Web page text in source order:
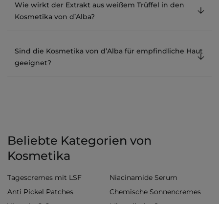
Wie wirkt der Extrakt aus weißem Trüffel in den
Kosmetika von d’Alba?
Sind die Kosmetika von d’Alba für empfindliche Haut
geeignet?
Beliebte Kategorien von
Kosmetika
Tagescremes mit LSF
Niacinamide Serum
Anti Pickel Patches
Chemische Sonnencremes